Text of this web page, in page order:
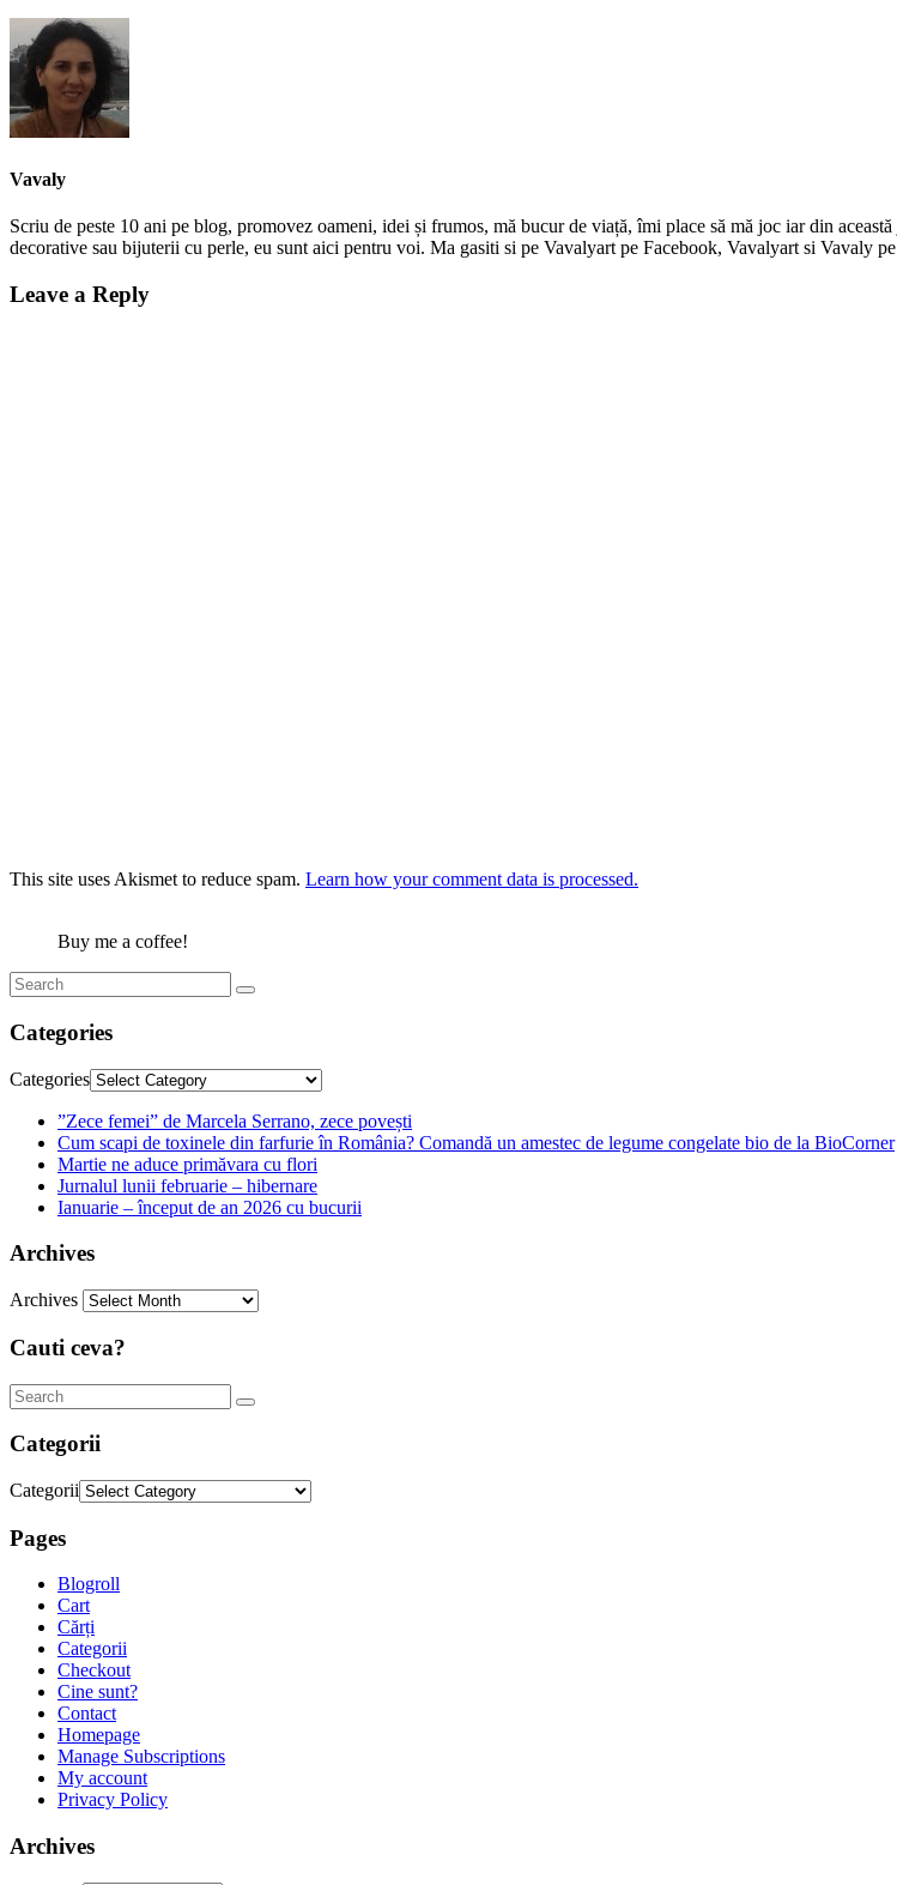
Vavaly
Scriu de peste 10 ani pe blog, promovez oameni, idei și frumos, mă bucur de viață, îmi place să mă joc iar din
decorative sau bijuterii cu perle, eu sunt aici pentru voi. Ma gasiti si pe Vavalyart pe Facebook, Vavalyart si Vavaly
Leave a Reply
This site uses Akismet to reduce spam. Learn how your comment data is processed.
Buy me a coffee!
Categories
Categories
”Zece femei” de Marcela Serrano, zece povești
Cum scapi de toxinele din farfurie în România? Comandă un amestec de legume congelate bio de la BioCorner
Martie ne aduce primăvara cu flori
Jurnalul lunii februarie – hibernare
Ianuarie – început de an 2026 cu bucurii
Archives
Archives
Cauti ceva?
Categorii
Categorii
Pages
Blogroll
Cart
Cărți
Categorii
Checkout
Cine sunt?
Contact
Homepage
Manage Subscriptions
My account
Privacy Policy
Archives